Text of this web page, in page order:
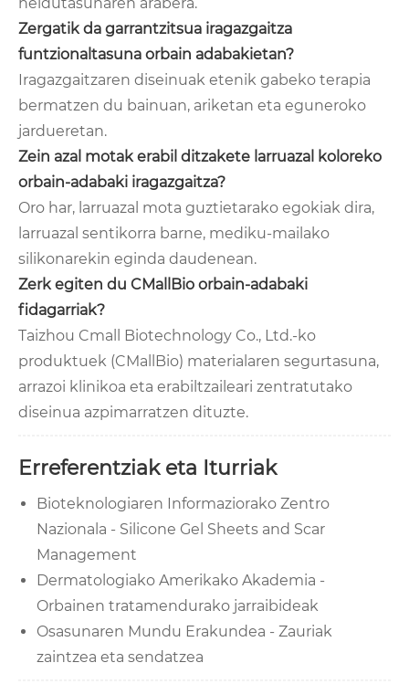
heldutasunaren arabera.
Zergatik da garrantzitsua iragazgaitza
funtzionaltasuna orbain adabakietan?
Iragazgaitzaren diseinuak etenik gabeko terapia
bermatzen du bainuan, ariketan eta eguneroko
jardueretan.
Zein azal motak erabil ditzakete larruazal koloreko
orbain-adabaki iragazgaitza?
Oro har, larruazal mota guztietarako egokiak dira,
larruazal sentikorra barne, mediku-mailako
silikonarekin eginda daudenean.
Zerk egiten du CMallBio orbain-adabaki
fidagarriak?
Taizhou Cmall Biotechnology Co., Ltd.-ko
produktuek (CMallBio) materialaren segurtasuna,
arrazoi klinikoa eta erabiltzaileari zentratutako
diseinua azpimarratzen dituzte.
Erreferentziak eta Iturriak
Bioteknologiaren Informaziorako Zentro
Nazionala - Silicone Gel Sheets and Scar
Management
Dermatologiako Amerikako Akademia -
Orbainen tratamendurako jarraibideak
Osasunaren Mundu Erakundea - Zauriak
zaintzea eta sendatzea